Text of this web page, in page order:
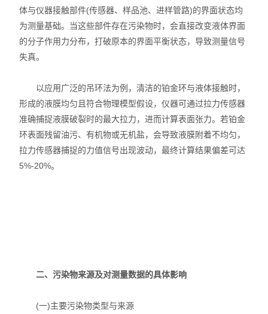
体与仪器接触部件(传感器、样品池、进样管路)的界面状态均
为测量基础。当这些部件存在污染物时，会直接改变液体界面
的分子作用力分布，打破原本的界面平衡状态，导致测量信号
失真。
以应用广泛的吊环法为例，清洁的铂金环与液体接触时，
形成的液膜均匀且符合物理模型假设，仪器可通过拉力传感器
准确捕捉液膜破裂时的最大拉力，进而计算表面张力。若铂金
环表面残留油污、有机物或无机盐，会导致液膜附着不均匀，
拉力传感器捕捉的力值信号出现波动，最终计算结果偏差可达
5%-20%。
二、污染物来源及对测量数据的具体影响
(一)主要污染物类型与来源